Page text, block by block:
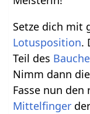
Setze dich mit
Lotusposition.
Teil des
Nimm dann
Fasse nun
Mittelfinger